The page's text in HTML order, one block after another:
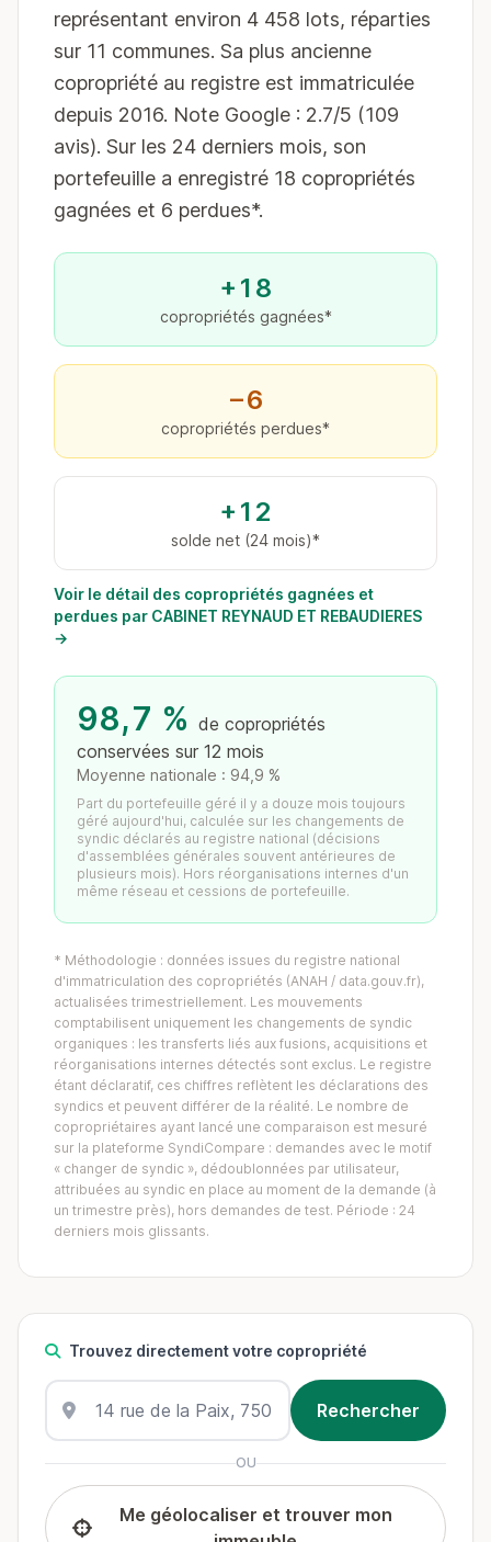
représentant environ 4 458 lots, réparties
sur 11 communes. Sa plus ancienne
copropriété au registre est immatriculée
depuis 2016. Note Google : 2.7/5 (109
avis). Sur les 24 derniers mois, son
portefeuille a enregistré 18 copropriétés
gagnées et 6 perdues*.
+18
copropriétés gagnées*
−6
copropriétés perdues*
+12
solde net (24 mois)*
Voir le détail des copropriétés gagnées et
perdues par CABINET REYNAUD ET REBAUDIERES
→
98,7 % de copropriétés
conservées sur 12 mois
Moyenne nationale : 94,9 %
Part du portefeuille géré il y a douze mois toujours
géré aujourd'hui, calculée sur les changements de
syndic déclarés au registre national (décisions
d'assemblées générales souvent antérieures de
plusieurs mois). Hors réorganisations internes d'un
même réseau et cessions de portefeuille.
* Méthodologie : données issues du registre national
d'immatriculation des copropriétés (ANAH / data.gouv.fr),
actualisées trimestriellement. Les mouvements
comptabilisent uniquement les changements de syndic
organiques : les transferts liés aux fusions, acquisitions et
réorganisations internes détectés sont exclus. Le registre
étant déclaratif, ces chiffres reflètent les déclarations des
syndics et peuvent différer de la réalité. Le nombre de
copropriétaires ayant lancé une comparaison est mesuré
sur la plateforme SyndiCompare : demandes avec le motif
« changer de syndic », dédoublonnées par utilisateur,
attribuées au syndic en place au moment de la demande (à
un trimestre près), hors demandes de test. Période : 24
derniers mois glissants.
Trouvez directement votre copropriété
OU
Me géolocaliser et trouver mon